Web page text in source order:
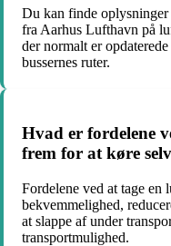
Du kan finde
fra Aarhus Lufthavn på
der normalt er
bussernes ruter.
Hvad er fordelene
frem for at køre
Fordelene ved at tage en
bekvemmelighed,
at slappe af under
transportmulighed.